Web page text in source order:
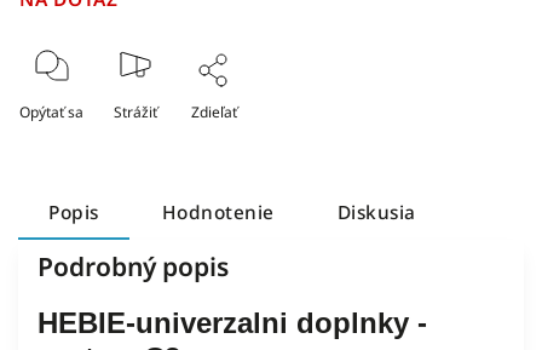
Opýtať sa Strážiť Zdieľať
Popis Hodnotenie Diskusia
Podrobný popis
HEBIE-univerzalni doplnky -